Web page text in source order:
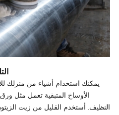
يمكنك استخدام أشياء من منزلك
الأوساخ المتبقية تعمل مثل
النظيف. أستخدم القليل من زيت